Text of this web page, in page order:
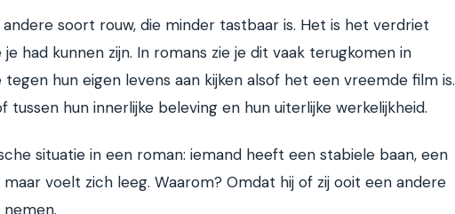
soort rouw, die minder tastbaar is. Het is het verdriet
had kunnen zijn. In romans zie je dit vaak terugkomen in
hun eigen levens aan kijken alsof het een vreemde film is.
tussen hun innerlijke beleving en hun uiterlijke werkelijkheid.
situatie in een roman: iemand heeft een stabiele baan, een
maar voelt zich leeg. Waarom? Omdat hij of zij ooit een andere